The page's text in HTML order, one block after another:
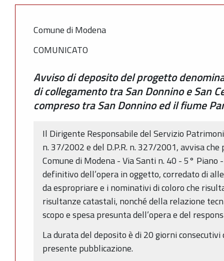
Comune di Modena
COMUNICATO
Avviso di deposito del progetto
di collegamento tra San Donnino e San
compreso tra San Donnino ed il fiume
Il Dirigente Responsabile del Servizio
n. 37/2002 e del D.P.R. n. 327/2001, avvisa
Comune di Modena - Via Santi n. 40 - 5°
definitivo dell’opera in oggetto, corredato di
da espropriare e i nominativi di coloro che
risultanze catastali, nonché della relazione
scopo e spesa presunta dell’opera e del
La durata del deposito è di 20 giorni
presente pubblicazione.